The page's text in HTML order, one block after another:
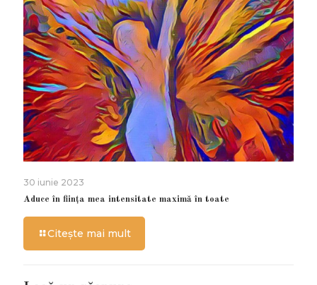
30 iunie 2023
Aduce în ființa mea intensitate maximă în toate
Citește mai mult